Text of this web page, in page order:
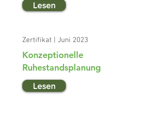
Lesen
Zertifikat | Juni 2023
Konzeptionelle
Ruhestandsplanung
Lesen